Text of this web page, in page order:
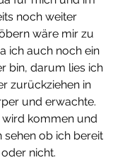
noch weiter
wäre mir zu
ich auch noch ein
bin, darum lies ich
zurückziehen in
und erwachte.
wird kommen und
sehen ob ich bereit
nicht.